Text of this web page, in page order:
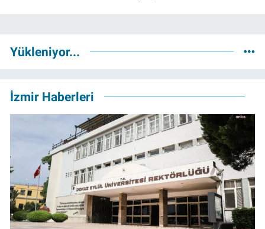
Yükleniyor...
İzmir Haberleri